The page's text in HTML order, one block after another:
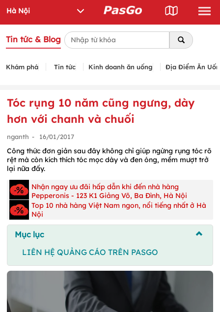
Tin tức & Blog
Khám phá Tin tức Kinh doanh ăn uống Địa Điểm Ăn
Tóc rụng 10 năm cũng ngưng, dày
hơn với chanh và chuối
nganth - 16/01/2017
Công thức đơn giản sau đây không chỉ giúp ngừng rụng tóc rõ
rệt mà còn kích thích tóc mọc dày và đen óng, mềm mượt trở
lại nữa đấy.
Nhận ngay ưu đãi hấp dẫn khi đến nhà hàng
Pepperonis - 123 K1 Giảng Võ, Ba Đình, Hà Nội
Top 10 nhà hàng Việt Nam ngon, nổi tiếng nhất ở Hà
Nội
Mục lục
LIÊN HỆ QUẢNG CÁO TRÊN PASGO